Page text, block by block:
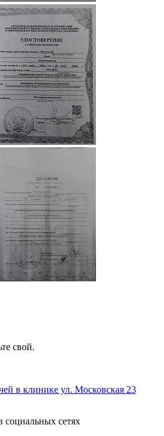
свой.
в клинике ул. Московская 23
социальных сетях